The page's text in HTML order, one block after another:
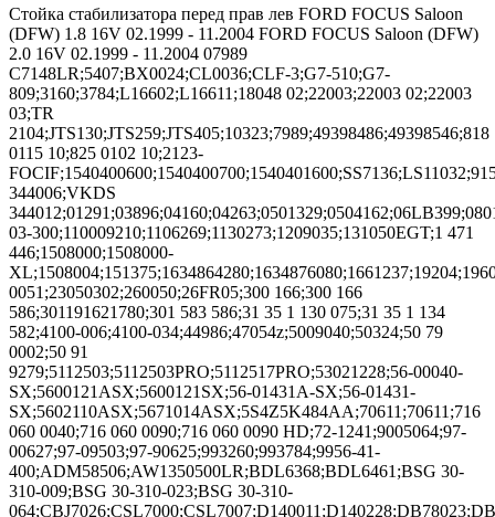
Стойка стабилизатора перед прав лев FORD FOCUS Saloon
(DFW) 1.8 16V 02.1999 - 11.2004 FORD FOCUS Saloon (DFW)
2.0 16V 02.1999 - 11.2004 07989
C7148LR;5407;BX0024;CL0036;CLF-3;G7-510;G7-
809;3160;3784;L16602;L16611;18048 02;22003;22003 02;22003
03;TR
2104;JTS130;JTS259;JTS405;10323;7989;49398486;49398546;818
0115 10;825 0102 10;2123-
344006;VKDS
03-300;110009210;1106269;1130273;1209035;131050EGT;1 471
446;1508000;1508000-
0051;23050302;260050;26FR05;300 166;300 166
586;301191621780;301 583 586;31 35 1 130 075;31 35 1 134
582;4100-006;4100-034;44986;47054z;5009040;50324;50 79
0002;50 91
9279;5112503;5112503PRO;5112517PRO;53021228;56-00040-
SX;5600121ASX;5600121SX;56-01431A-SX;56-01431-
SX;5602110ASX;5671014ASX;5S4Z5K484AA;70611;70611;716
060 0040;716 060 0090;716 060 0090 HD;72-1241;9005064;97-
00627;97-09503;97-90625;993260;993784;9956-41-
400;ADM58506;AW1350500LR;BDL6368;BDL6461;BSG 30-
310-009;BSG 30-310-023;BSG 30-310-